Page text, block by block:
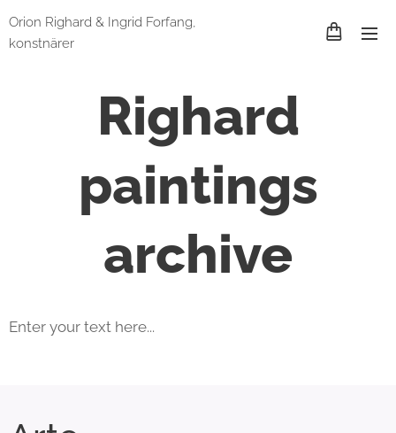
Orion Righard & Ingrid Forfang,
konstnärer
Righard
paintings
archive
Enter your text here...